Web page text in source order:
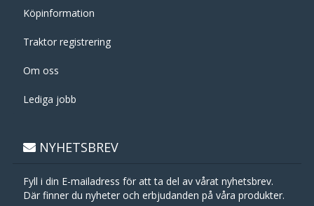
Köpinformation
Traktor registrering
Om oss
Lediga jobb
NYHETSBREV
Fyll i din E-mailadress för att ta del av vårat nyhetsbrev.
Där finner du nyheter och erbjudanden på våra produkter.